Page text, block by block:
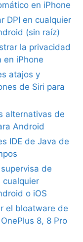
en iPhone
DPI en cualquier
(sin raíz)
la privacidad
en iPhone
atajos y
de Siri para
alternativas de
Android
IDE de Java de
de
cualquier
o iOS
el bloatware de
8, 8 Pro